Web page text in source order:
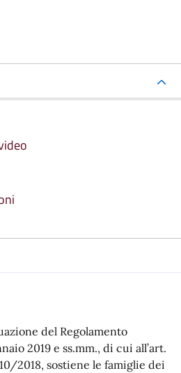
del Regolamento
2019 e ss.mm., di cui all’art.
2018, sostiene le famiglie dei